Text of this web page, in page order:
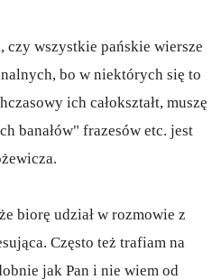
czy wszystkie pańskie wiersze
bo w niektórych się to
ich całokształt, muszę
banałów" frazesów etc. jest
biorę udział w rozmowie z
Często też trafiam na
jak Pan i nie wiem od